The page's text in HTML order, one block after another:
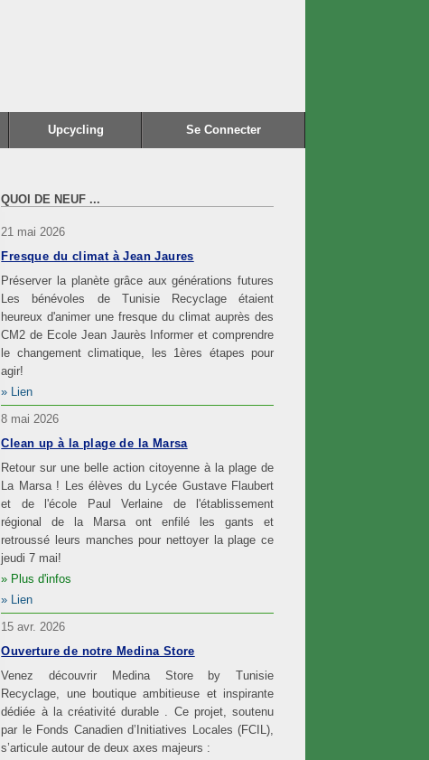
Upcycling Se Connecter
QUOI DE NEUF ...
21 mai 2026
Fresque du climat à Jean Jaures
Préserver la planète grâce aux générations futures
Les bénévoles de Tunisie Recyclage étaient
heureux d'animer une fresque du climat auprès des
CM2 de Ecole Jean Jaurès Informer et comprendre
le changement climatique, les 1ères étapes pour
agir!
Lien
8 mai 2026
Clean up à la plage de la Marsa
Retour sur une belle action citoyenne à la plage de
La Marsa ! Les élèves du Lycée Gustave Flaubert
et de l'école Paul Verlaine de l'établissement
régional de la Marsa ont enfilé les gants et
retroussé leurs manches pour nettoyer la plage ce
jeudi 7 mai!
Plus d'infos
Lien
15 avr. 2026
Ouverture de notre Medina Store
Venez découvrir Medina Store by Tunisie
Recyclage, une boutique ambitieuse et inspirante
dédiée à la créativité durable . Ce projet, soutenu
par le Fonds Canadien d’Initiatives Locales (FCIL),
s’articule autour de deux axes majeurs :